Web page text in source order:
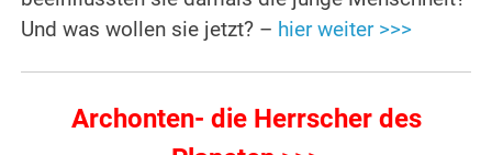
Und was wollen sie jetzt? – hier weiter >>>
Archonten- die Herrscher des